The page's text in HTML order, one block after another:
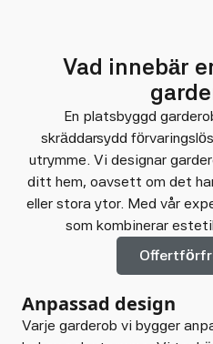
Vad innebär
En platsbyggd
skräddarsydd
utrymme. Vi designar
ditt hem, oavsett om det
eller stora ytor. Med vår
som kombinerar
Anpassad design
Varje garderob vi bygger